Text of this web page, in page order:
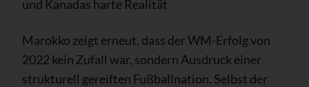
und Kanadas harte Realität
Marokko zeigt erneut, dass der WM-Erfolg von
2022 kein Zufall war, sondern Ausdruck einer
strukturell gereiften Fußballnation. Selbst der